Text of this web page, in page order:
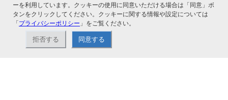
関連サービス
ーを利用しています。クッキーの使用に同意いただける場合は「同意」ボ
タンをクリックしてください。クッキーに関する情報や設定については
「プライバシーポリシー 」をご覧ください。
拒否する 同意する